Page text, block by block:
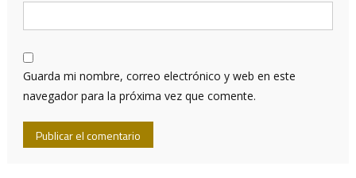
Guarda mi nombre, correo electrónico y web en este
navegador para la próxima vez que comente.